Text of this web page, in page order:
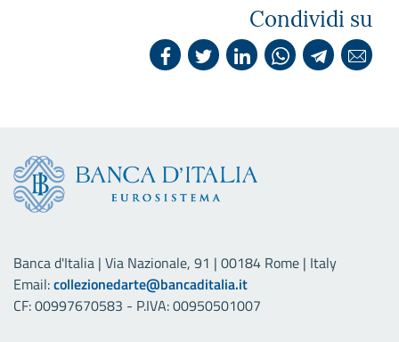
Condividi su
Banca d'Italia | Via Nazionale, 91 | 00184 Rome | Italy
Email:collezionedarte@bancaditalia.it
CF: 00997670583 - P.IVA: 00950501007